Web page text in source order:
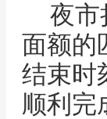
夜市
面额的
结束时
顺利完